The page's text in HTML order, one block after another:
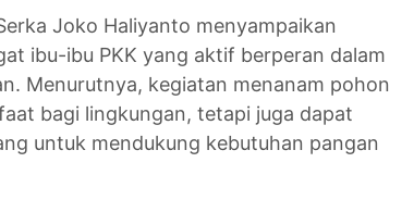
Joko Haliyanto menyampaikan
ibu-ibu PKK yang aktif berperan dalam
Menurutnya, kegiatan menanam pohon
bagi lingkungan, tetapi juga dapat
untuk mendukung kebutuhan pangan